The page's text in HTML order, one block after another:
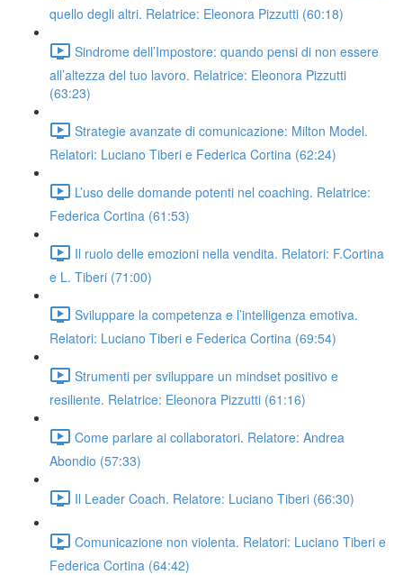
quello degli altri. Relatrice: Eleonora Pizzutti (60:18)
Sindrome dell’Impostore: quando pensi di non essere
all’altezza del tuo lavoro. Relatrice: Eleonora Pizzutti
(63:23)
Strategie avanzate di comunicazione: Milton Model.
Relatori: Luciano Tiberi e Federica Cortina (62:24)
L’uso delle domande potenti nel coaching. Relatrice:
Federica Cortina (61:53)
Il ruolo delle emozioni nella vendita. Relatori: F.Cortina
e L. Tiberi (71:00)
Sviluppare la competenza e l’intelligenza emotiva.
Relatori: Luciano Tiberi e Federica Cortina (69:54)
Strumenti per sviluppare un mindset positivo e
resiliente. Relatrice: Eleonora Pizzutti (61:16)
Come parlare ai collaboratori. Relatore: Andrea
Abondio (57:33)
Il Leader Coach. Relatore: Luciano Tiberi (66:30)
Comunicazione non violenta. Relatori: Luciano Tiberi e
Federica Cortina (64:42)